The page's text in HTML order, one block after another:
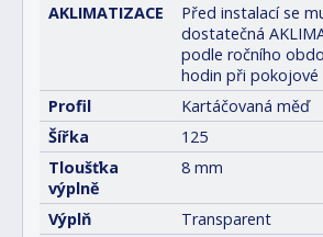
AKLIMATIZACE
Před instalací se
dostatečná
podle ročního
hodin při
Profil
Kartáčovaná měď
Šířka
125
Tloušťka
výplně
8 mm
Výplň
Transparent